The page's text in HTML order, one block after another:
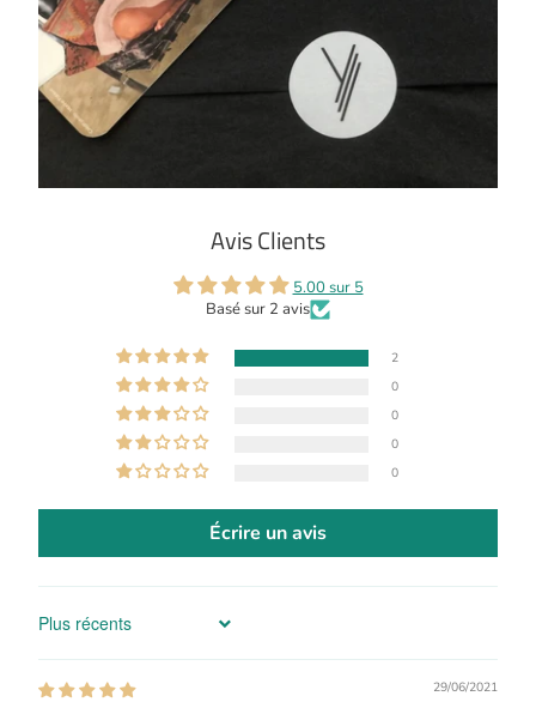
Avis Clients
5.00 sur 5
Basé sur 2 avis
2
0
0
0
0
Écrire un avis
Sort by
29/06/2021